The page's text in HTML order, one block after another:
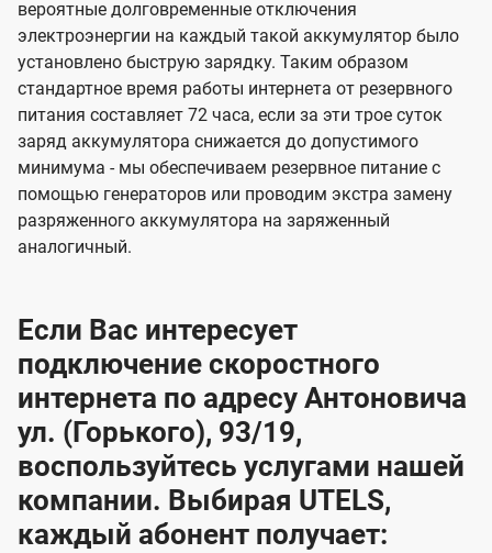
вероятные долговременные отключения
электроэнергии на каждый такой аккумулятор было
установлено быструю зарядку. Таким образом
стандартное время работы интернета от резервного
питания составляет 72 часа, если за эти трое суток
заряд аккумулятора снижается до допустимого
минимума - мы обеспечиваем резервное питание с
помощью генераторов или проводим экстра замену
разряженного аккумулятора на заряженный
аналогичный.
Если Вас интересует
подключение скоростного
интернета по адресу Антоновича
ул. (Горького), 93/19,
воспользуйтесь услугами нашей
компании. Выбирая UTELS,
каждый абонент получает: